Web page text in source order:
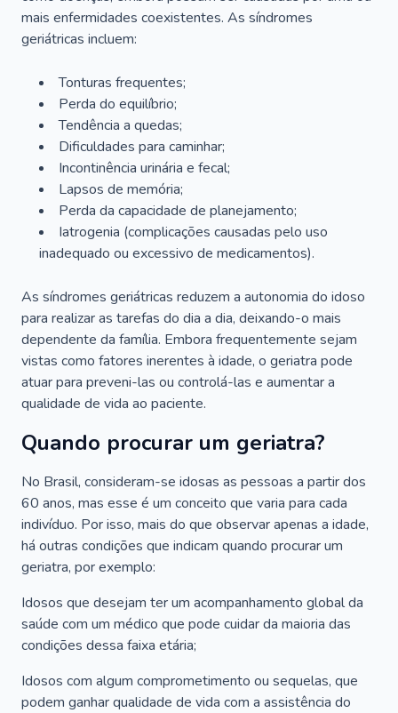
mais enfermidades coexistentes. As síndromes
geriátricas incluem:
Tonturas frequentes;
Perda do equilíbrio;
Tendência a quedas;
Dificuldades para caminhar;
Incontinência urinária e fecal;
Lapsos de memória;
Perda da capacidade de planejamento;
Iatrogenia (complicações causadas pelo uso
inadequado ou excessivo de medicamentos).
As síndromes geriátricas reduzem a autonomia do idoso
para realizar as tarefas do dia a dia, deixando-o mais
dependente da família. Embora frequentemente sejam
vistas como fatores inerentes à idade, o geriatra pode
atuar para preveni-las ou controlá-las e aumentar a
qualidade de vida ao paciente.
Quando procurar um geriatra?
No Brasil, consideram-se idosas as pessoas a partir dos
60 anos, mas esse é um conceito que varia para cada
indivíduo. Por isso, mais do que observar apenas a idade,
há outras condições que indicam quando procurar um
geriatra, por exemplo:
Idosos que desejam ter um acompanhamento global da
saúde com um médico que pode cuidar da maioria das
condições dessa faixa etária;
Idosos com algum comprometimento ou sequelas, que
podem ganhar qualidade de vida com a assistência do